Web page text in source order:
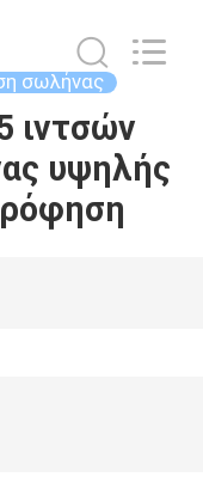
σωλήνας
ιντσών
υψηλής